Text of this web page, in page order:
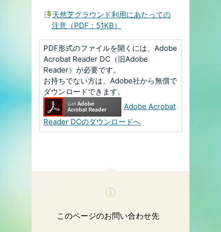
天然芝グラウンド利用にあたっての
注意（PDF：51KB）
PDF形式のファイルを開くには、Adobe
Acrobat Reader DC（旧Adobe
Reader）が必要です。
お持ちでない方は、Adobe社から無償で
ダウンロードできます。
Adobe Acrobat
Reader DCのダウンロードへ
このページのお問い合わせ先